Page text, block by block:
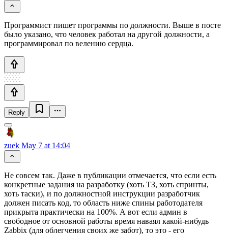
Программист пишет программы по должности. Выше в посте
было указано, что человек работал на другой должности, а
программировал по велению сердца.
Reply
zuek May 7 at 14:04
Не совсем так. Даже в публикации отмечается, что если есть
конкретные задания на разработку (хоть ТЗ, хоть спринты,
хоть таски), и по должностной инструкции разработчик
должен писать код, то область ниже спины работодателя
прикрыта практически на 100%. А вот если админ в
свободное от основной работы время наваял какой-нибудь
Zabbix (для облегчения своих же забот), то это - его